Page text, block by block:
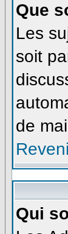
Que
Les
soit
de
Qui